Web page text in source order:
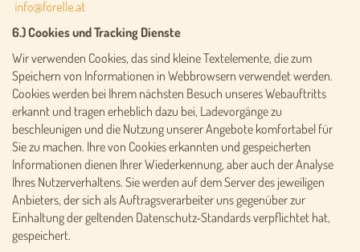
6.) Cookies und Tracking Dienste
Wir verwenden Cookies, das sind kleine Textelemente, die zum
Speichern von Informationen in Webbrowsern verwendet werden.
Cookies werden bei Ihrem nächsten Besuch unseres Webauftritts
erkannt und tragen erheblich dazu bei, Ladevorgänge zu
beschleunigen und die Nutzung unserer Angebote komfortabel für
Sie zu machen. Ihre von Cookies erkannten und gespeicherten
Informationen dienen Ihrer Wiederkennung, aber auch der Analyse
Ihres Nutzerverhaltens. Sie werden auf dem Server des jeweiligen
Anbieters, der sich als Auftragsverarbeiter uns gegenüber zur
Einhaltung der geltenden Datenschutz-Standards verpflichtet hat,
gespeichert.